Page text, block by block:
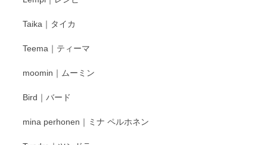
Taika｜タイカ
Teema｜ティーマ
moomin｜ムーミン
Bird｜バード
mina perhonen｜ミナ ペルホネン